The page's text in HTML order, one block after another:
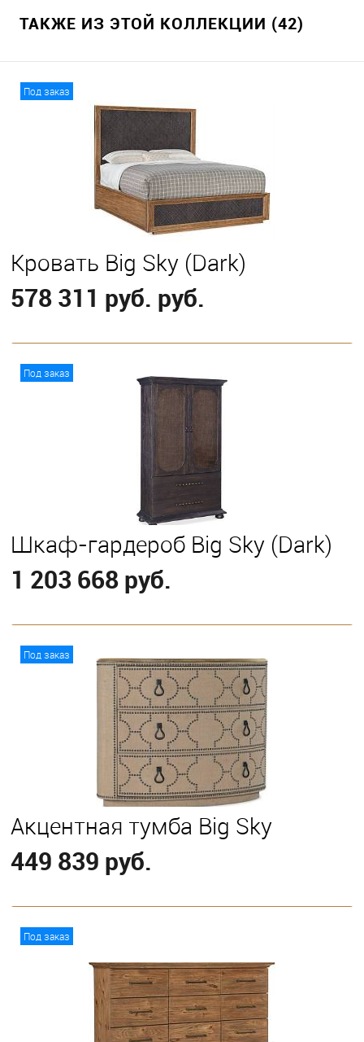
ТАКЖЕ ИЗ ЭТОЙ КОЛЛЕКЦИИ (42)
Под заказ
Кровать Big Sky (Dark)
578 311 руб. руб.
Eastern King
Под заказ
Шкаф-гардероб Big Sky (Dark)
1 203 668 руб.
Под заказ
Акцентная тумба Big Sky
449 839 руб.
Под заказ